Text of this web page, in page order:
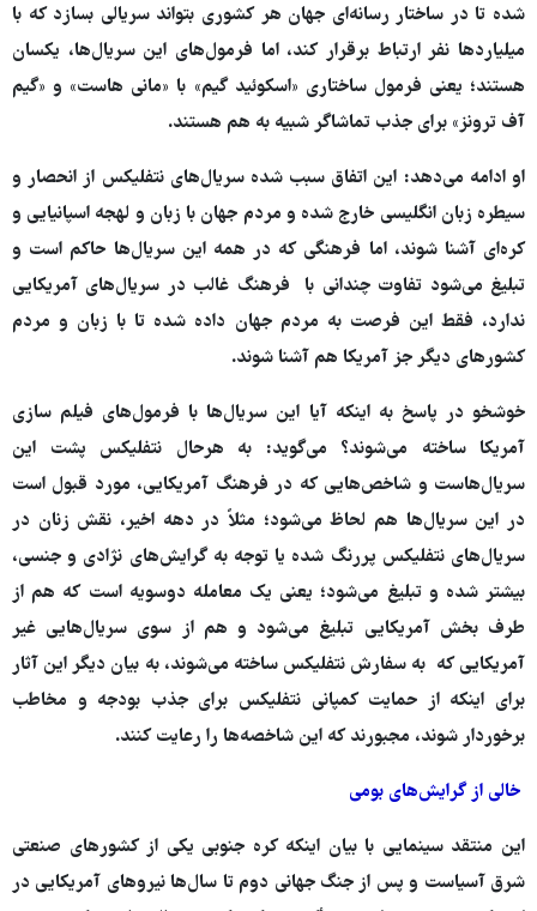
شده تا در ساختار رسانه‌ای جهان هر کشوری بتواند سریالی بسازد که با
میلیاردها نفر ارتباط برقرار کند، اما فرمول‌های این سریال‌ها، یکسان
هستند؛ یعنی فرمول ساختاری «اسکوئید گیم» با «مانی هاست» و «گیم
آف ترونز» برای جذب تماشاگر شبیه به هم هستند.
او ادامه می‌دهد: این اتفاق سبب شده سریال‌های نتفلیکس از انحصار و
سیطره زبان انگلیسی خارج شده و مردم جهان با زبان و لهجه اسپانیایی و
کره‌ای آشنا شوند، اما فرهنگی که در همه این سریال‌ها حاکم است و
تبلیغ می‌شود تفاوت چندانی با فرهنگ غالب در سریال‌های آمریکایی
ندارد، فقط این فرصت به مردم جهان داده شده تا با زبان و مردم
کشورهای دیگر جز آمریکا هم آشنا شوند.
خوشخو در پاسخ به اینکه آیا این سریال‌ها با فرمول‌های فیلم سازی
آمریکا ساخته می‌شوند؟ می‌گوید: به‌ هرحال نتفلیکس پشت این
سریال‌هاست و شاخص‌هایی که در فرهنگ آمریکایی، مورد قبول است
در این سریال‌ها هم لحاظ می‌شود؛ مثلاً در دهه اخیر، نقش زنان در
سریال‌های نتفلیکس پررنگ شده یا توجه به گرایش‌های نژادی و جنسی،
بیشتر شده و تبلیغ می‌شود؛ یعنی یک معامله دوسویه است که هم از
طرف بخش آمریکایی تبلیغ می‌شود و هم از سوی سریال‌هایی غیر
آمریکایی که به سفارش نتفلیکس ساخته می‌شوند، به بیان دیگر این آثار
برای اینکه از حمایت کمپانی نتفلیکس برای جذب بودجه و مخاطب
برخوردار شوند، مجبورند که این شاخصه‌ها را رعایت کنند.
خالی از گرایش‌های بومی
این منتقد سینمایی با بیان اینکه کره جنوبی یکی از کشورهای صنعتی
شرق آسیاست و پس از جنگ جهانی دوم تا سال‌ها نیروهای آمریکایی در